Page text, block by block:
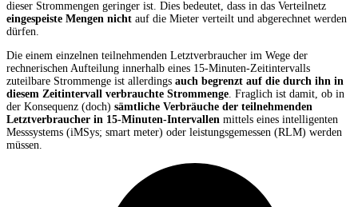
dieser Strommengen geringer ist. Dies bedeutet, dass in das Verteilnetz
eingespeiste Mengen nicht auf die Mieter verteilt und abgerechnet werden
dürfen.
Die einem einzelnen teilnehmenden Letztverbraucher im Wege der
rechnerischen Aufteilung innerhalb eines 15-Minuten-Zeitintervalls
zuteilbare Strommenge ist allerdings auch begrenzt auf die durch ihn in
diesem Zeitintervall verbrauchte Strommenge . Fraglich ist damit, ob in
der Konsequenz (doch) sämtliche Verbräuche der teilnehmenden
Letztverbraucher in 15-Minuten-Intervallen mittels eines intelligenten
Messsystems (iMSys; smart meter) oder leistungsgemessen (RLM) werden
müssen.